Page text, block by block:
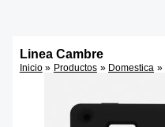
Linea Cambre
Inicio Productos Domestica